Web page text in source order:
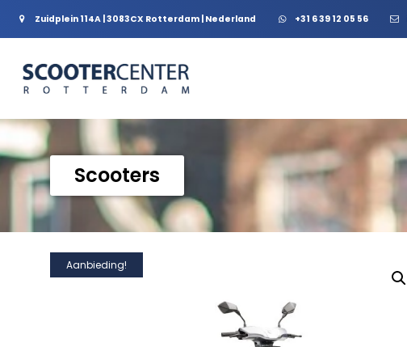
Zuidplein 114A | 3083CX Rotterdam | Nederland +31 6 39 12 05 56
Scooters
Aanbieding!